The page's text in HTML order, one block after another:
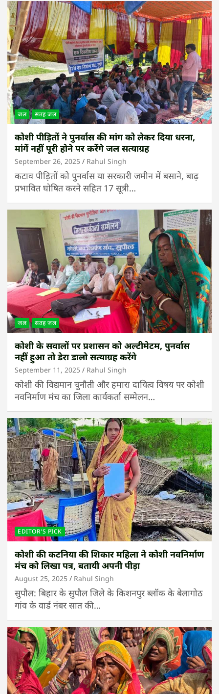
जल सतह जल
कोशी पीड़ितों ने पुनर्वास की मांग को लेकर दिया धरना,
मांगें नहीं पूरी होने पर करेंगे जल सत्याग्रह
September 26, 2025 Rahul Singh
कटाव पीड़ितों को पुनर्वास या सरकारी जमीन में बसाने, बाढ़
प्रभावित घोषित करने सहित 17 सूत्री…
जल सतह जल
कोशी के सवालों पर प्रशासन को अल्टीमेटम, पुनर्वास
नहीं हुआ तो डेरा डालो सत्याग्रह करेंगे
September 11, 2025 Rahul Singh
कोशी की विद्यमान चुनौती और हमारा दायित्व विषय पर कोशी
नवनिर्माण मंच का जिला कार्यकर्ता सम्मेलन…
EDITOR'S PICK
कोशी की कटनिया की शिकार महिला ने कोशी नवनिर्माण
मंच को लिखा पत्र, बतायी अपनी पीड़ा
August 25, 2025 Rahul Singh
सुपौल: बिहार के सुपौल जिले के किशनपुर ब्लॉक के बेलागोठ
गांव के वार्ड नंबर सात की…